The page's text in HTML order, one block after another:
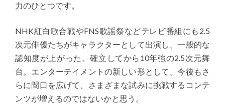
力のひとつです。
NHK紅白歌合戦やFNS歌謡祭などテレビ番組にも2.5
次元俳優たちがキャラクターとして出演し、一般的な
認知度が上がった。確立してから10年強の2.5次元舞
台。エンターテイメントの新しい形として、今後もさ
らに間口を広げて、さまざまな試みに挑戦するコンテ
ンツが増えるのではないかと思う。